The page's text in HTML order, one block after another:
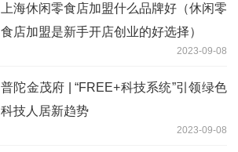
上海休闲零食店加盟什么品牌好（休闲零
食店加盟是新手开店创业的好选择）
2023-09-08
普陀金茂府 | “FREE+科技系统”引领绿色
科技人居新趋势
2023-09-08